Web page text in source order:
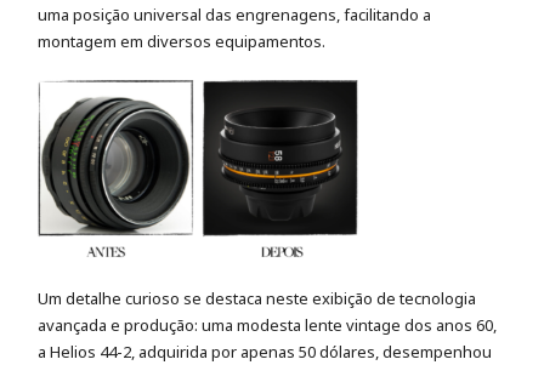
uma posição universal das engrenagens, facilitando a
montagem em diversosequipamentos.
Um detalhe curioso se destaca neste exibição de tecnologia
avançada e produção: uma modesta lente vintage dos anos 60,
aHelios 44-2, adquirida por apenas 50 dólares, desempenhou